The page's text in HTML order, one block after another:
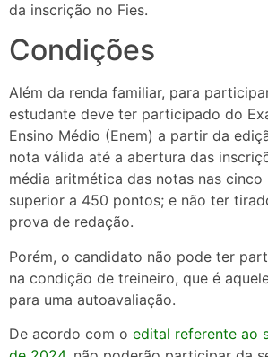
da inscrição no Fies.
Condições
Além da renda familiar, para
estudante deve ter participado do
Ensino Médio (Enem) a partir da
nota válida até a abertura das
média aritmética das notas nas
superior a 450 pontos; e não ter
prova de redação.
Porém, o candidato não pode ter
na condição de treineiro, que é
para uma autoavaliação.
De acordo com o edital referente ao